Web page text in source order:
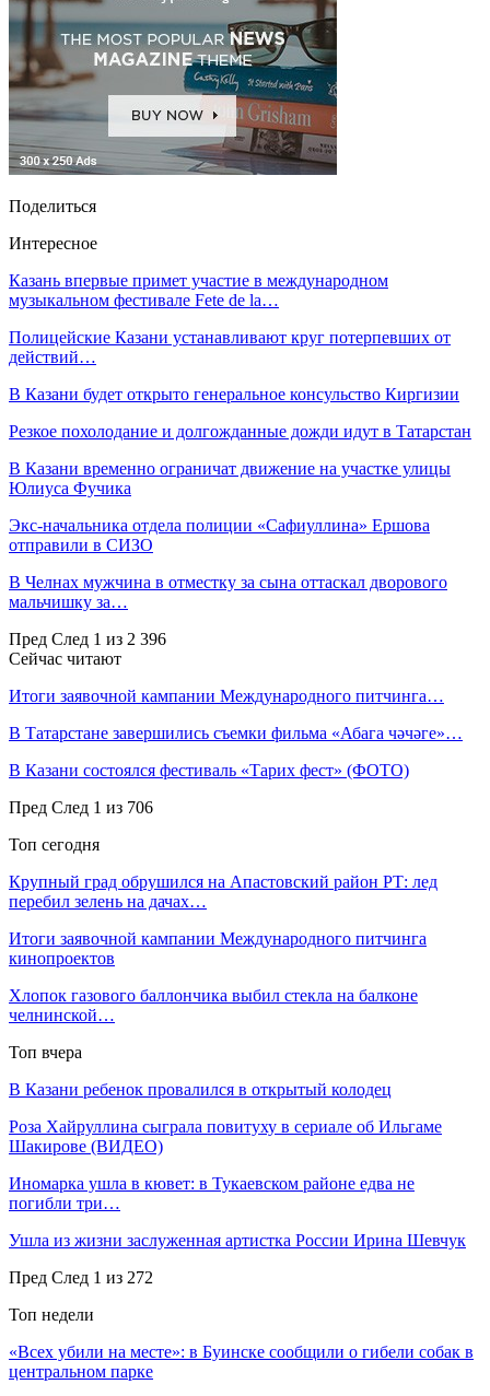
Поделиться
Интересное
Казань впервые примет участие в международном
музыкальном фестивале Fete de la…
Полицейские Казани устанавливают круг потерпевших от
действий…
В Казани будет открыто генеральное консульство Киргизии
Резкое похолодание и долгожданные дожди идут в Татарстан
В Казани временно ограничат движение на участке улицы
Юлиуса Фучика
Экс-начальника отдела полиции «Сафиуллина» Ершова
отправили в СИЗО
В Челнах мужчина в отместку за сына оттаскал дворового
мальчишку за…
Пред След 1 из 2 396
Сейчас читают
Итоги заявочной кампании Международного питчинга…
В Татарстане завершились съемки фильма «Абага чәчәге»…
В Казани состоялся фестиваль «Тарих фест» (ФОТО)
Пред След 1 из 706
Топ сегодня
Крупный град обрушился на Апастовский район РТ: лед
перебил зелень на дачах…
Итоги заявочной кампании Международного питчинга
кинопроектов
Хлопок газового баллончика выбил стекла на балконе
челнинской…
Топ вчера
В Казани ребенок провалился в открытый колодец
Роза Хайруллина сыграла повитуху в сериале об Ильгаме
Шакирове (ВИДЕО)
Иномарка ушла в кювет: в Тукаевском районе едва не
погибли три…
Ушла из жизни заслуженная артистка России Ирина Шевчук
Пред След 1 из 272
Топ недели
«Всех убили на месте»: в Буинске сообщили о гибели собак в
центральном парке